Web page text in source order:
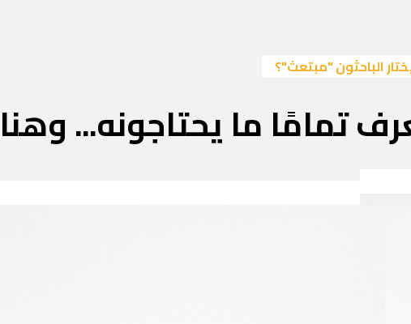
الباحثون "مبتعث"؟
تمامًا ما يحتاجونه...